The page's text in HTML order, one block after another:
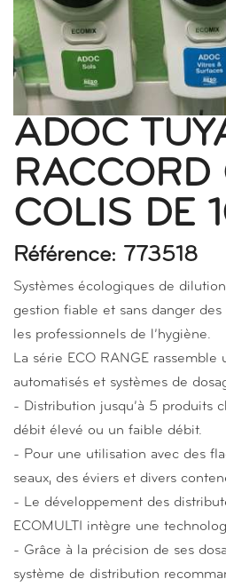
ADOC
RACCORD
COLIS DE
Référence: 773518
Systèmes écologiques de
gestion fiable et sans danger
les professionnels de l’hygiène.
La série ECO RANGE rassemble
automatisés et systèmes de
- Distribution jusqu’à 5 produits
débit élevé ou un faible débit.
- Pour une utilisation avec des
seaux, des éviers et divers
- Le développement des
ECOMULTI intègre une
- Grâce à la précision de ses
système de distribution